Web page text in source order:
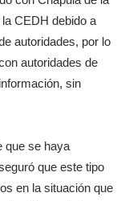
CEDH debido a
autoridades, por lo
autoridades de
sin
que se haya
que este tipo
en la situación que